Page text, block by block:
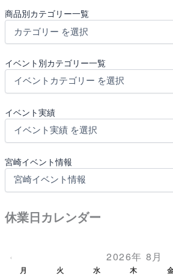
商品別カテゴリー一覧
イベント別カテゴリー一覧
イベント実績
宮崎イベント情報
休業日カレンダー
‹ 2026年 8月
月 火 水 木